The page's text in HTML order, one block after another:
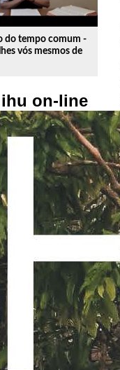
do tempo comum -
vós mesmos de
on-line